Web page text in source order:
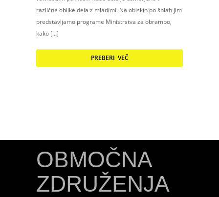
različne oblike dela z mladimi. Na obiskih po šolah jim
predstavljamo programe Ministrstva za obrambo,
kako […]
PREBERI VEČ
OBMOČNA
ZDRUŽENJA